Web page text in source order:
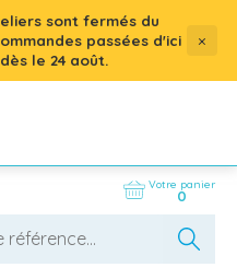
sont fermés du
passées d'ici
le 24 août.
×
Votre panier
0